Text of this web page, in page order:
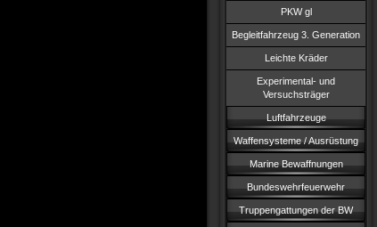
PKW gl
Begleitfahrzeug 3. Generation
Leichte Kräder
Experimental- und
Versuchsträger
Luftfahrzeuge
Waffensysteme / Ausrüstung
Marine Bewaffnungen
Bundeswehrfeuerwehr
Truppengattungen der BW